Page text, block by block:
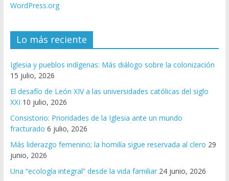
WordPress.org
Lo más reciente
Iglesia y pueblos indígenas: Más diálogo sobre la colonización
15 julio, 2026
El desafío de León XIV a las universidades católicas del siglo
XXI 10 julio, 2026
Consistorio: Prioridades de la Iglesia ante un mundo
fracturado 6 julio, 2026
Más liderazgo femenino; la homilía sigue reservada al clero 29
junio, 2026
Una “ecología integral” desde la vida familiar 24 junio, 2026